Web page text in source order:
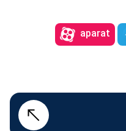
aparat